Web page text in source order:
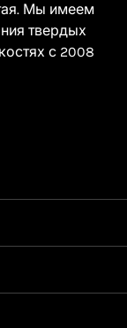
Мы имеем
твердых
с 2008